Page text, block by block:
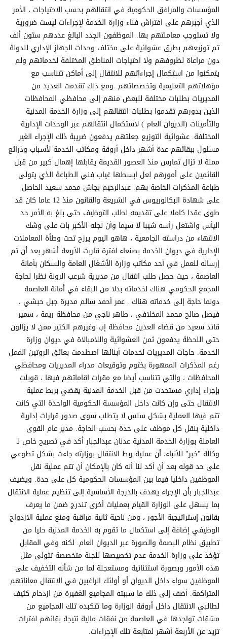
المؤسسات والمرافق الحكومية في انتقالهم بحسب الاحتياجات ، الأمر
الذي أجبرهم على افتراش فناء وزارة الخدمة لإجراءات ليست ضرورية
ولا تستوجب معاملتهم بها. الموظفون الجدد البالغ عددهم ستون ألف
تم توزيعهم بطرق عشوائية على مختلف وحدات الجهاز الإداري للدولة
دون مراعاة لظروفهم ولا احتياجات المناطق المختلفة لخدماتهم ولم
يتمكنوا من استكمال إجراءاتهم للانتقال إلى أماكن تتناسب مع
مؤهلاتهم التعليمية وتخصصاتهم. ومع ذلك تقدمت العديد من
المديريات بطلبات مختلفة للبعض منهم إلى محافظي المحافظات
الذين بدورهم تقدموا بطلبات انتقالهم إلى وزارة الخدمة المدنية
والتأمينات (الديوان العام ) لاستكمال انتقالهم عبر الوحدات الإدارية
المختلفة. عشوائية التوزيع جعلتهم يدفعون ضريبة ذلك الإجراء الغير
مسئول ببقائهم عدة أشهر داخل أروقة ومكاتب الخدمة لأسباب وذرائع
مملة لا تزال تمارس منذ العصور القديمة يقابلها إهمال كبير من قبل
القائمين على أمورهم لعل ابسطها غياب فني الطباعة الذي يتولى
طباعة المذكرات الخاصة بهم. عبدالرحيم بجاش محمد سعيد الحاصل
على شهادة البكالوريوس في الشريعة والقانون منذ 12 عاما كان قد
طوى عقدا كاملا على تقديمه لطلب التوظيف حتى بلغ به الأمر حد
اليأس واشتعل رأسه شيبا لا سيما وأن نجله الأكبر بات على وشك
الانتهاء من دراسته الجامعية ، هاهو اليوم يرزح تحت وطأة المعاملات
الإدارية في ديوان الخدمة بصنعاء لفترة قاربت الأربعة أشهر بعد أن تم
إرساله للعمل في أحد مكاتب وزارة الأشغال العامة والسكان بأمانة
العاصمة ، حيث حصل طلب انتقال من مديرية شرعب الرونة نظرا لحاجة
المجمع الحكومي هناك لخدماته بدلا من البقاء في أمانة العاصمة
دونما حاجة إلى خدماته هناك . عمر أحمد سالم مديرة جبل حبشي ،
فيصل صالح محمد المخلافي ، طاهر ناجي من محافظة ريمة ، سمير
قائد سعيد من قضاء العدين محافظة إب وغيرهم الكثير ممن لا يزالون
حتى اللحظة يدفعون ثمن العشوائية واللامبالاة في ديوان وزارة
الخدمة. حاجات المديريات لخدمات أبنائها اصطدمت بعائق الروتين الممل
رغم المذكرات الممهورة بختوم وتوقيعات مدراء المديريات ومحافظي
المحافظات ، والتي تتناسب أيضا مع مقرات اقاماتهم فيها ، قوبلت
بإجراء إداري مستحدث من قبل الخدمة المدنية يقضي بربط عملية
الانتقال حتى وإن كانت داخل المؤسسة الحكومية الواحدة التي كانت
تتم فيها العملية بشكل سلس لا يتطلب سوى صدور قرارات إدارية
داخلية بنقل كل موظف على حدة بحسب الحاجة. مدير عام القوى
العاملة بوزارة الخدمة المدنية عدنان عبدالجبار أكد في تصريح خاص لـ
وكالة "خبر" للأنباء، أن عملية ربط الانتقال بوزارته جاءت بشكل تطوعي
على حد قوله بعد أن أكد لنا أنه كان بالإمكان أن تتم عملية نقل
الموظفين داخليا فيما بين المؤسسات الحكومية كل على حدة. ويضيف
عبدالجبار بأن الإجراء يهدف بالدرجة الأساسية إلى تنظيم عملية الانتقال
بما يسهل على الوزارة القيام بعمليات أخرى تندرج ضمن ما يعرف
بقانون إستراتيجية الأجور ، ومن ناحية ثانية مراقبة ومنع عملية الازدواج
الوظيفي إضافة إلى استكمال ما تقوم به الخدمة المدنية حليا من
تطبيق نظام البصمة والصورة عبر الديوان العام. لكنه وفي المقابل
تؤخذ على وزارة الخدمة عدم تخصيصها للجنة متخصصة تتولى مثل
هذه الأمور وبصورة استثنائية ومستعجلة لما من شأنه التخفيف على
الموظفين سواء داخل الديوان أو أولئك الراغبين في الانتقال معاناتهم
المتراكمة. أضف إلى ذلك ما سببته المجاميع الغفيرة من ازدحام كثيف
لطالبي الانتقال داخل أروقة الوزارة وما تتكبده تلك المجاميع من
مشقات تواجدها في العاصمة من نفقات مالية نتيجة بقائهم لفترات
تزيد عن الأربعة أشهر لمتابعة تلك الإجراءات.